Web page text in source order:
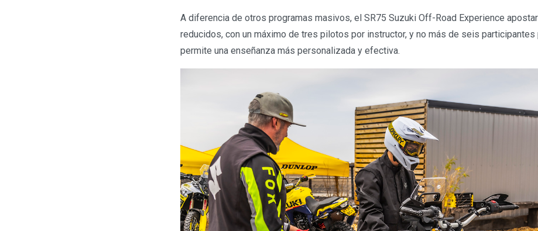
A diferencia de otros programas masivos, el SR75 Suzuki Off-Road Experience
reducidos, con un máximo de tres pilotos por instructor, y no más de seis participantes
permite una enseñanza más personalizada y efectiva.